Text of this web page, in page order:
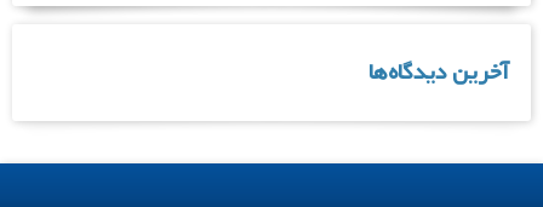
آخرین دیدگاه‌ها